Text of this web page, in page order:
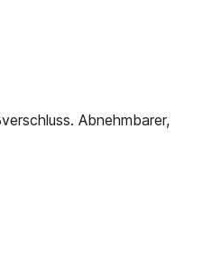
Abnehmbarer,